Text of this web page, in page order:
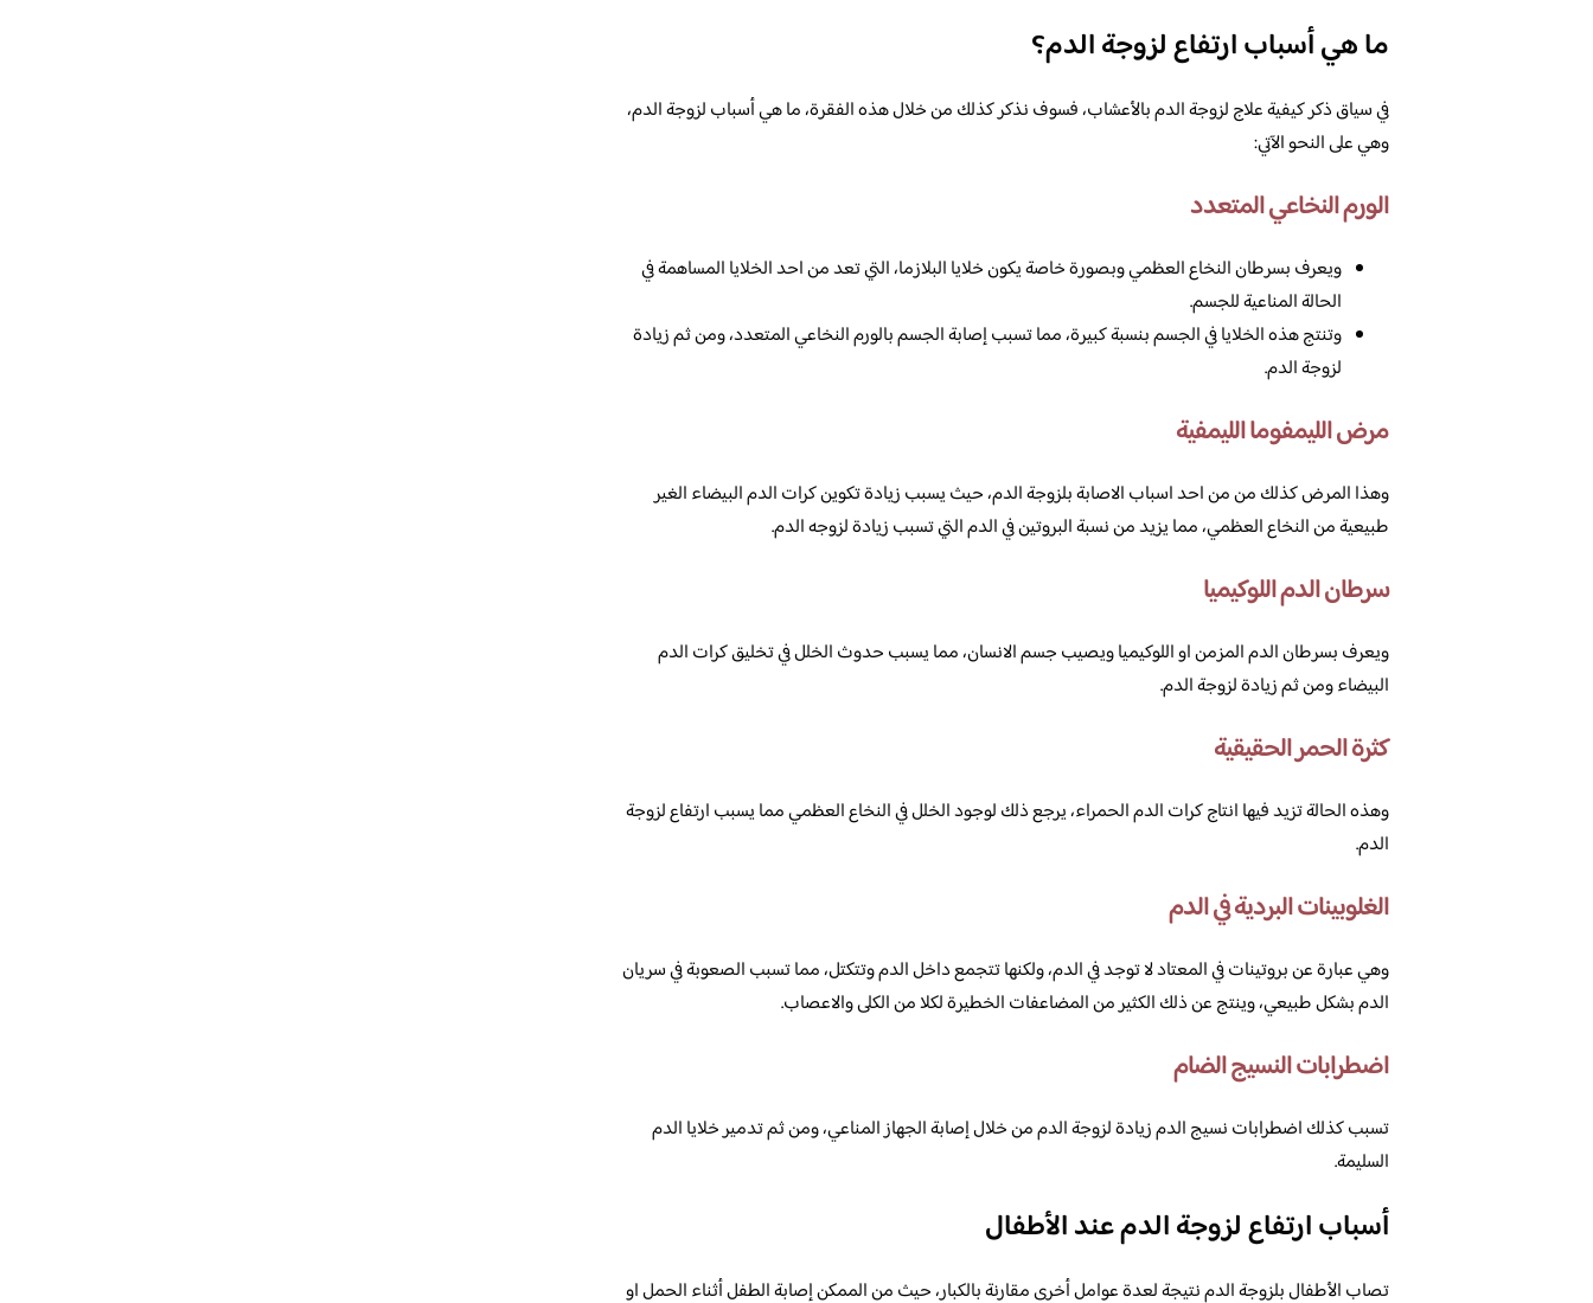
ما هي أسباب ارتفاع لزوجة الدم؟
في سياق ذكر كيفية علاج لزوجة الدم بالأعشاب، فسوف نذكر كذلك من خلال هذه الفقرة، ما هي أسباب لزوجة الدم،
وهي على النحو الآتي:
الورم النخاعي المتعدد
ويعرف بسرطان النخاع العظمي وبصورة خاصة يكون خلايا البلازما، التي تعد من احد الخلايا المساهمة في
الحالة المناعية للجسم.
وتنتج هذه الخلايا في الجسم بنسبة كبيرة، مما تسبب إصابة الجسم بالورم النخاعي المتعدد، ومن ثم زيادة
لزوجة الدم.
مرض الليمفوما الليمفية
وهذا المرض كذلك من من احد اسباب الاصابة بلزوجة الدم، حيث يسبب زيادة تكوين كرات الدم البيضاء الغير
طبيعية من النخاع العظمي، مما يزيد من نسبة البروتين في الدم التي تسبب زيادة لزوجه الدم.
سرطان الدم اللوكيميا
ويعرف بسرطان الدم المزمن او اللوكيميا ويصيب جسم الانسان، مما يسبب حدوث الخلل في تخليق كرات الدم
البيضاء ومن ثم زيادة لزوجة الدم.
كثرة الحمر الحقيقية
وهذه الحالة تزيد فيها انتاج كرات الدم الحمراء، يرجع ذلك لوجود الخلل في النخاع العظمي مما يسبب ارتفاع لزوجة
الدم.
الغلوبينات البردية في الدم
وهي عبارة عن بروتينات في المعتاد لا توجد في الدم، ولكنها تتجمع داخل الدم وتتكتل، مما تسبب الصعوبة في سريان
الدم بشكل طبيعي، وينتج عن ذلك الكثير من المضاعفات الخطيرة لكلا من الكلى والاعصاب.
اضطرابات النسيج الضام
تسبب كذلك اضطرابات نسيج الدم زيادة لزوجة الدم من خلال إصابة الجهاز المناعي، ومن ثم تدمير خلايا الدم
السليمة.
أسباب ارتفاع لزوجة الدم عند الأطفال
تصاب الأطفال بلزوجة الدم نتيجة لعدة عوامل أخرى مقارنة بالكبار، حيث من الممكن إصابة الطفل أثناء الحمل او